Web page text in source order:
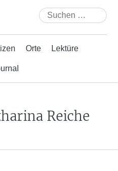
Suchen
nach:
Orte Lektüre
Reiche